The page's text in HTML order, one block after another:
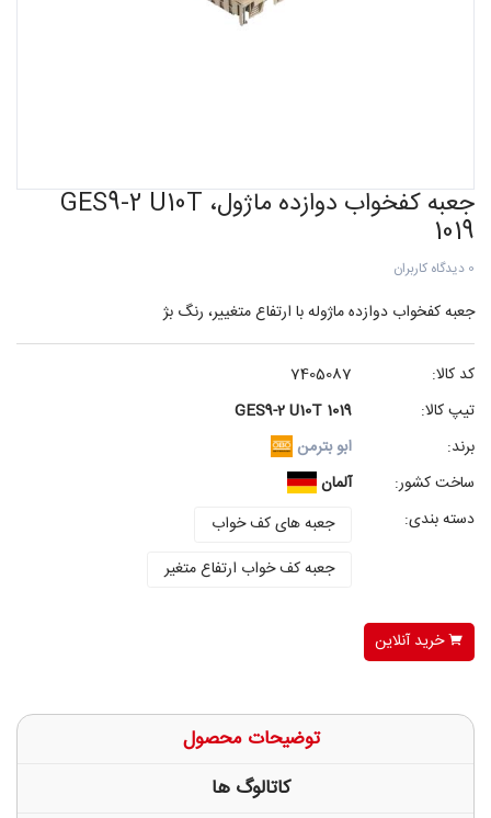
جعبه کفخواب دوازده ماژول، GES9-2 U10T
1019
0 دیدگاه کاربران
جعبه کفخواب دوازده ماژوله با ارتفاع متغییر، رنگ بژ
کد کالا:
7405087
تیپ کالا:
GES9-2 U10T 1019
برند:
ابو بترمن
ساخت کشور:
آلمان
دسته بندی:
جعبه های کف خواب
جعبه کف خواب ارتفاع متغیر
خرید آنلاین
توضیحات محصول
کاتالوگ ها